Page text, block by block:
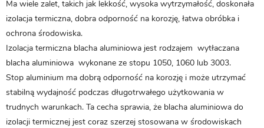
Ma wiele zalet, takich jak lekkość, wysoka wytrzymałość, doskonała
izolacja termiczna, dobra odporność na korozję, łatwa obróbka i
ochrona środowiska.
Izolacja termiczna blacha aluminiowa jest rodzajem wytłaczana
blacha aluminiowa wykonane ze stopu 1050, 1060 lub 3003.
Stop aluminium ma dobrą odporność na korozję i może utrzymać
stabilną wydajność podczas długotrwałego użytkowania w
trudnych warunkach. Ta cecha sprawia, że ​​​​blacha aluminiowa do
izolacji termicznej jest coraz szerzej stosowana w środowiskach